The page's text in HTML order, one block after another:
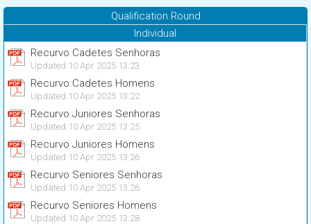
Qualification Round
Individual
Recurvo Cadetes Senhoras
Updated 10 Apr 2025 13:23
Recurvo Cadetes Homens
Updated 10 Apr 2025 13:22
Recurvo Juniores Senhoras
Updated 10 Apr 2025 13:25
Recurvo Juniores Homens
Updated 10 Apr 2025 13:26
Recurvo Seniores Senhoras
Updated 10 Apr 2025 13:26
Recurvo Seniores Homens
Updated 10 Apr 2025 13:28